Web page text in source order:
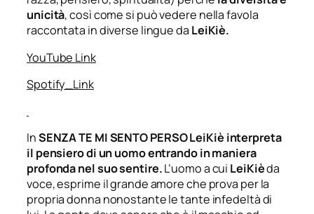
unicità, così come si può vedere nella favola
raccontata in diverse lingue da LeiKiè.
YouTube Link
Spotify_Link
InSENZA TE MI SENTO PERSO LeiKiè interpreta
il pensiero di un uomo entrando in maniera
profonda nel suo sentire.L’uomo a cui LeiKièda
voce, esprime il grande amore che prova per la
propria donna nonostante le tante infedeltà di